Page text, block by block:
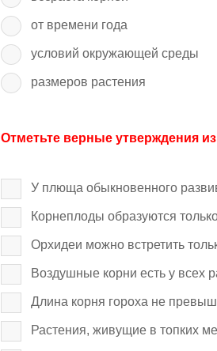
от времени года
условий окружающей среды
размеров растения
Отметьте верные утверждения
У плюща обыкновенного
Корнеплоды образуются
Орхидеи можно встретить
Воздушные корни есть у всех
Длина корня гороха не
Растения, живущие в топких